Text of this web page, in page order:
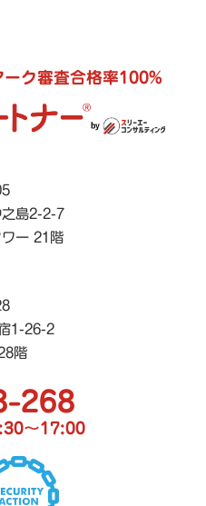
ーク審査合格率100%
之島2-2-7
ー 21階
1-26-2
階
268
〜17:00